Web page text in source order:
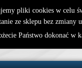
32 721 86
pliki cookies w celu
ze sklepu bez zmiany
Państwo dokonać w